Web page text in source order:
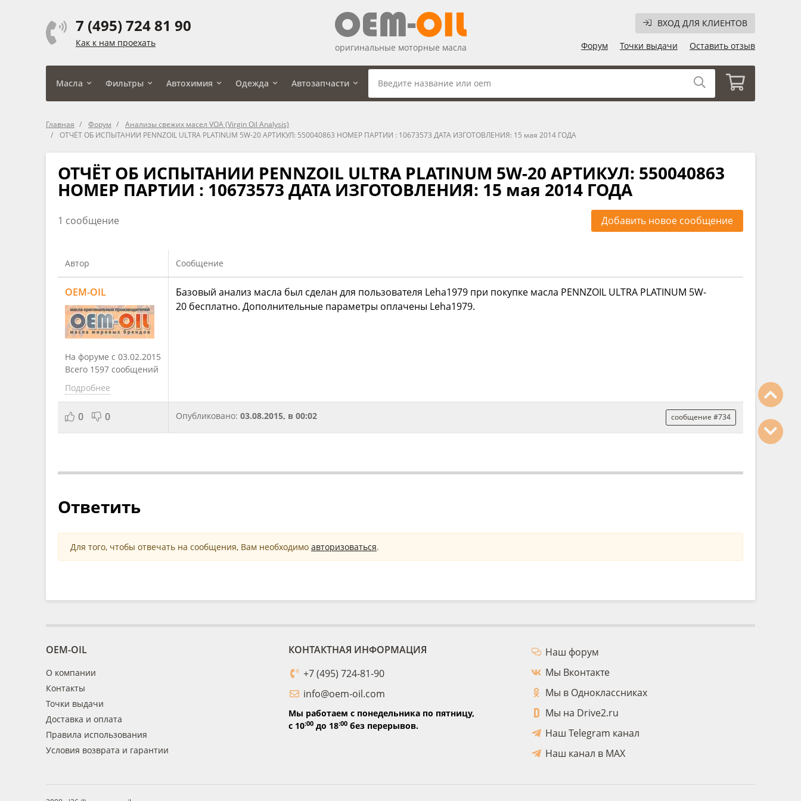
7 (495) 724 81 90
Как к нам проехать
ВХОД ДЛЯ КЛИЕНТОВ
Форум
Точки выдачи Оставить отзыв
оригинальные моторные масла
Масла Фильтры Автохимия Одежда Автозапчасти
Главная Форум
Анализы свежих масел VOA (Virgin Oil Analysis)
ОТЧЁТ ОБ ИСПЫТАНИИ PENNZOIL ULTRA PLATINUM 5W-20 АРТИКУЛ: 550040863 НОМЕР ПАРТИИ : 10673573 ДАТА ИЗГОТОВЛЕНИЯ: 15 мая 2014 ГОДА
ОТЧЁТ ОБ ИСПЫТАНИИ PENNZOIL ULTRA PLATINUM 5W-20 АРТИКУЛ: 550040863
НОМЕР ПАРТИИ : 10673573 ДАТА ИЗГОТОВЛЕНИЯ: 15 мая 2014 ГОДА
1 сообщение Добавить новое сообщение
Автор Сообщение
OEM-OIL
На форуме с 03.02.2015
Всего 1597 сообщений
Подробнее
Базовый анализ масла был сделан для пользователя Leha1979 при покупке масла PENNZOIL ULTRA PLATINUM 5W-
20 бесплатно. Дополнительные параметры оплачены Leha1979.
0 0 Опубликовано: 03.08.2015, в 00:02 сообщение #734
Ответить
Для того, чтобы отвечать на сообщения, Вам необходимо авторизоваться.
OEM-OIL
О компании
Контакты
Точки выдачи
Доставка и оплата
Правила использования
Условия возврата и гарантии
КОНТАКТНАЯ ИНФОРМАЦИЯ
+7 (495) 724-81-90
info@oem-oil.com
Мы работаем с понедельника по пятницу,
с 10:00до 18:00без перерывов.
Наш форум
Мы Вконтакте
Мы в Одноклассниках
Мы на Drive2.ru
Наш Telegram канал
Наш канал в MAX